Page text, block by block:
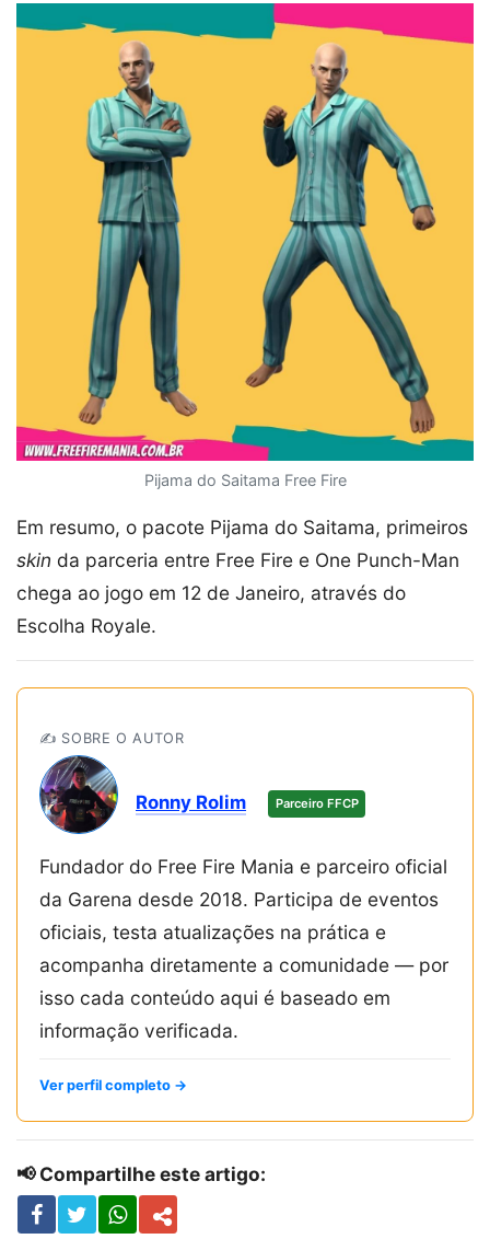
Pijama do Saitama Free Fire
Em resumo, o pacote Pijama do Saitama, primeiros
skin da parceria entre Free Fire e One Punch-Man
chega ao jogo em 12 de Janeiro, através do
Escolha Royale.
✍️ SOBRE O AUTOR
Ronny Rolim Parceiro FFCP
Fundador do Free Fire Mania e parceiro oficial
da Garena desde 2018. Participa de eventos
oficiais, testa atualizações na prática e
acompanha diretamente a comunidade — por
isso cada conteúdo aqui é baseado em
informação verificada.
Ver perfil completo →
📢 Compartilhe este artigo: